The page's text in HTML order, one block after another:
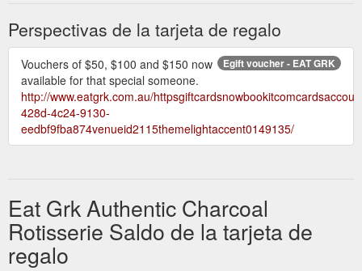
Perspectivas de la tarjeta de regalo
Egift voucher - EAT GRK
Vouchers of $50, $100 and $150 now
available for that special someone.
http://www.eatgrk.com.au/
428d-4c24-9130-
eedbf9fba874venueid2115themelightaccent0149135/
Eat Grk Authentic Charcoal
Rotisserie Saldo de la tarjeta de
regalo